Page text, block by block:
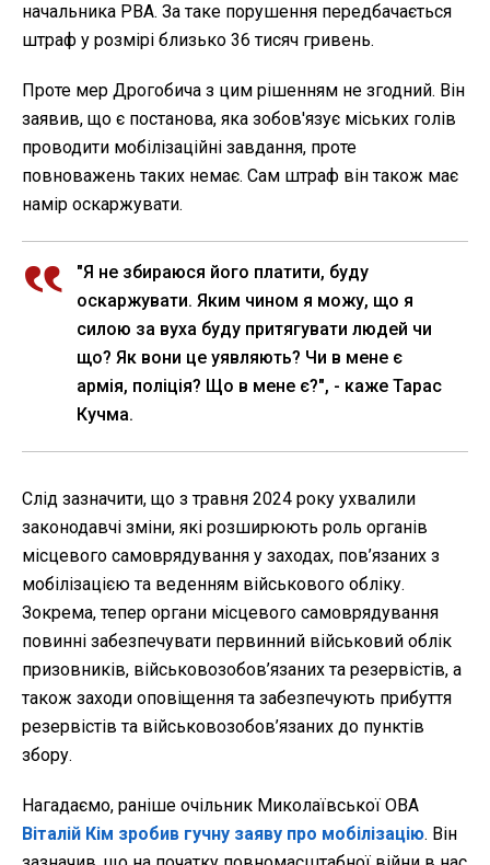
начальника РВА. За таке порушення передбачається
штраф у розмірі близько 36 тисяч гривень.
Проте мер Дрогобича з цим рішенням не згодний. Він
заявив, що є постанова, яка зобов'язує міських голів
проводити мобілізаційні завдання, проте
повноважень таких немає. Сам штраф він також має
намір оскаржувати.
"Я не збираюся його платити, буду
оскаржувати. Яким чином я можу, що я
силою за вуха буду притягувати людей чи
що? Як вони це уявляють? Чи в мене є
армія, поліція? Що в мене є?", - каже Тарас
Кучма.
Слід зазначити, що з травня 2024 року ухвалили
законодавчі зміни, які розширюють роль органів
місцевого самоврядування у заходах, пов’язаних з
мобілізацією та веденням військового обліку.
Зокрема, тепер органи місцевого самоврядування
повинні забезпечувати первинний військовий облік
призовників, військовозобов’язаних та резервістів, а
також заходи оповіщення та забезпечують прибуття
резервістів та військовозобов’язаних до пунктів
збору.
Нагадаємо, раніше очільник Миколаївської ОВА
Віталій Кім зробив гучну заяву про мобілізацію. Він